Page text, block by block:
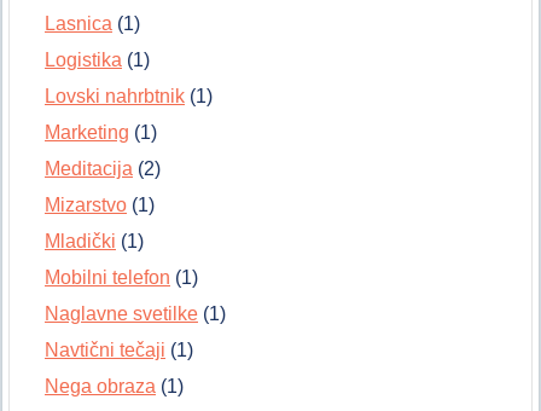
Lasnica (1)
Logistika (1)
Lovski nahrbtnik (1)
Marketing (1)
Meditacija (2)
Mizarstvo (1)
Mladički (1)
Mobilni telefon (1)
Naglavne svetilke (1)
Navtični tečaji (1)
Nega obraza (1)